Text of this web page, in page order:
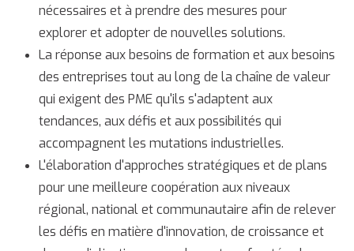
nécessaires et à prendre des mesures pour
explorer et adopter de nouvelles solutions.
La réponse aux besoins de formation et aux besoins
des entreprises tout au long de la chaîne de valeur
qui exigent des PME qu'ils s'adaptent aux
tendances, aux défis et aux possibilités qui
accompagnent les mutations industrielles.
L'élaboration d'approches stratégiques et de plans
pour une meilleure coopération aux niveaux
régional, national et communautaire afin de relever
les défis en matière d'innovation, de croissance et